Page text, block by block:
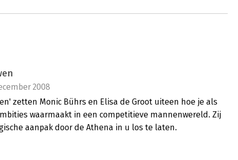
2008
zetten Monic Bührs en Elisa de Groot uiteen hoe je als
waarmaakt in een competitieve mannenwereld. Zij
aanpak door de Athena in u los te laten.